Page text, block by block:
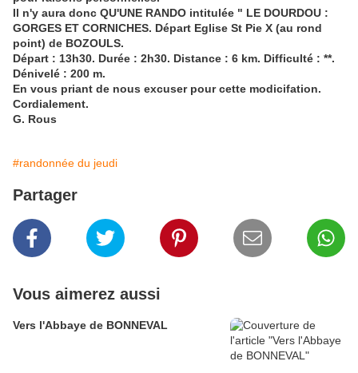
Il n'y aura donc QU'UNE RANDO intitulée " LE DOURDOU :
GORGES ET CORNICHES. Départ Eglise St Pie X (au rond
point) de BOZOULS.
Départ : 13h30. Durée : 2h30. Distance : 6 km. Difficulté : **.
Dénivelé : 200 m.
En vous priant de nous excuser pour cette modicifation.
Cordialement.
G. Rous
#randonnée du jeudi
Partager
Vous aimerez aussi
Vers l'Abbaye de BONNEVAL